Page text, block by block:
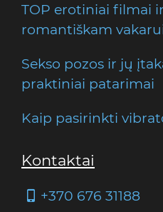
TOP erotiniai filmai
romantiškam
Sekso pozos ir jų
praktiniai patarimai
Kaip pasirinkti
Kontaktai
+370 676 31188